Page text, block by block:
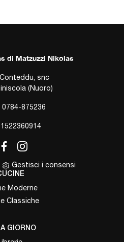
di Matzuzzi Nikolas
Conteddu, snc
(Nuoro)
0784-875236
Gestisci i consensi
Moderne
Classiche
GIORNO